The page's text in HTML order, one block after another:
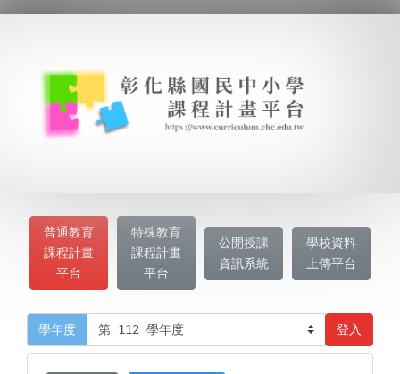
普通教育
課程計畫
平台
特殊教育
課程計畫
平台
公開授課
資訊系統
學校資料
上傳平台
學年度 登入